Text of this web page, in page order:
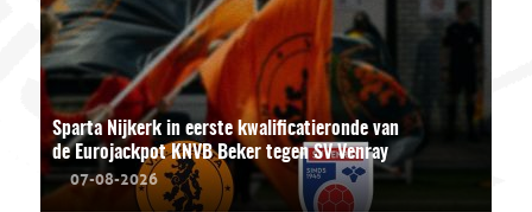
Sparta Nijkerk in eerste kwalificatieronde van
de Eurojackpot KNVB Beker tegen SV Venray
07-08-2026